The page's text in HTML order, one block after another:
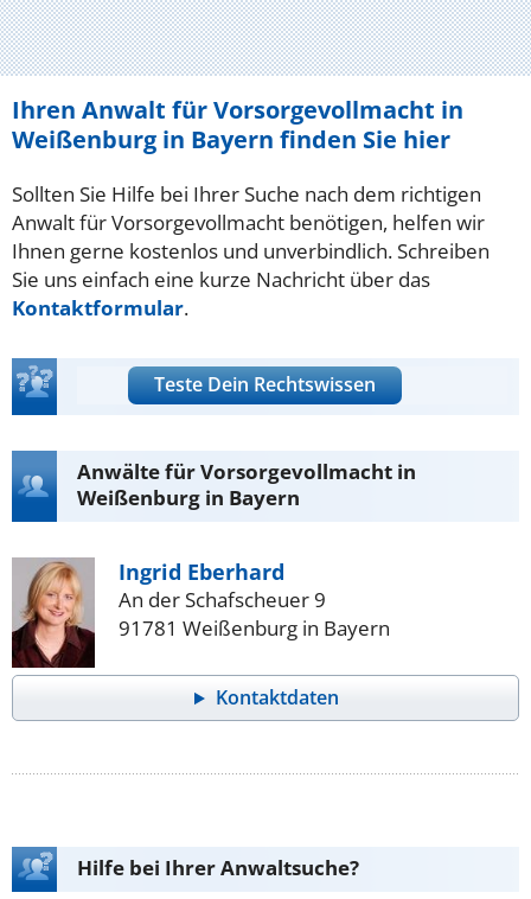
Ihren Anwalt für Vorsorgevollmacht in
Weißenburg in Bayern finden Sie hier
Sollten Sie Hilfe bei Ihrer Suche nach dem richtigen
Anwalt für Vorsorgevollmacht benötigen, helfen wir
Ihnen gerne kostenlos und unverbindlich. Schreiben
Sie uns einfach eine kurze Nachricht über das
Kontaktformular.
Teste Dein Rechtswissen
Anwälte für Vorsorgevollmacht in
Weißenburg in Bayern
Ingrid Eberhard
An der Schafscheuer 9
91781 Weißenburg in Bayern
Kontaktdaten
Hilfe bei Ihrer Anwaltsuche?